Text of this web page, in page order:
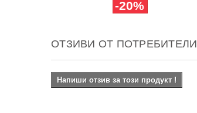
-20%
ОТЗИВИ ОТ ПОТРЕБИТЕЛИ
Напиши отзив за този продукт !